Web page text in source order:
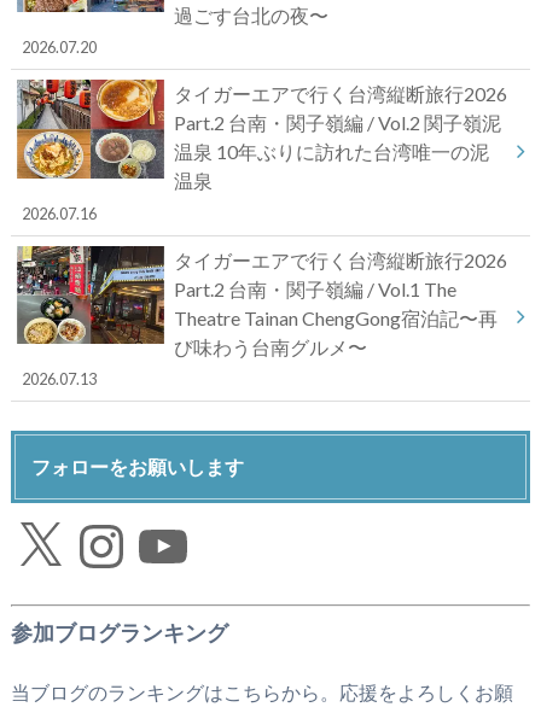
過ごす台北の夜〜
2026.07.20
タイガーエアで行く台湾縦断旅行2026
Part.2 台南・関子嶺編 / Vol.2 関子嶺泥
温泉 10年ぶりに訪れた台湾唯一の泥
温泉
2026.07.16
タイガーエアで行く台湾縦断旅行2026
Part.2 台南・関子嶺編 / Vol.1 The
Theatre Tainan ChengGong宿泊記〜再
び味わう台南グルメ〜
2026.07.13
フォローをお願いします
X InstagramYouTube
参加ブログランキング
当ブログのランキングはこちらから。応援をよろしくお願